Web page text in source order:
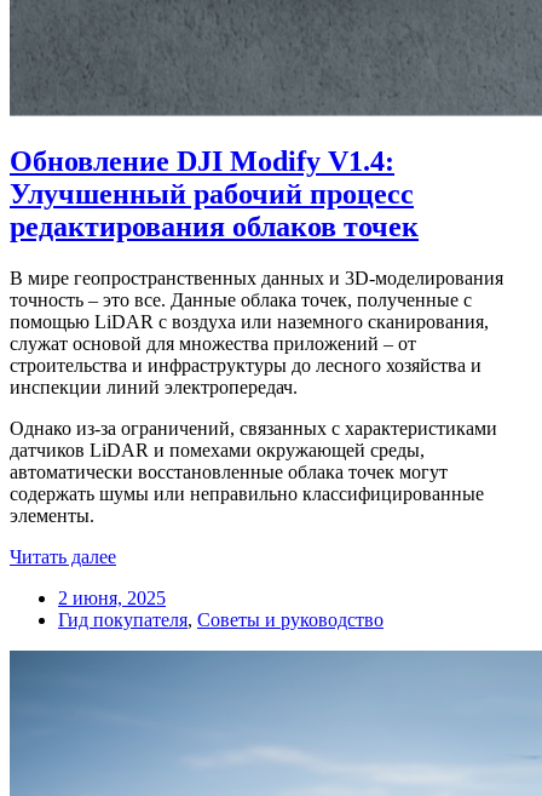
Обновление DJI Modify V1.4:
Улучшенный рабочий процесс
редактирования облаков точек
В мире геопространственных данных и 3D-моделирования
точность – это все. Данные облака точек, полученные с
помощью LiDAR с воздуха или наземного сканирования,
служат основой для множества приложений – от
строительства и инфраструктуры до лесного хозяйства и
инспекции линий электропередач.
Однако из-за ограничений, связанных с характеристиками
датчиков LiDAR и помехами окружающей среды,
автоматически восстановленные облака точек могут
содержать шумы или неправильно классифицированные
элементы.
Читать далее
2 июня, 2025
Гид покупателя, Советы и руководство